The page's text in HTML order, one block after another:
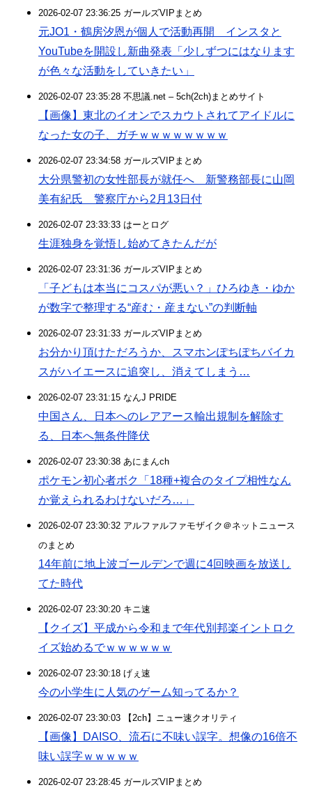
2026-02-07 23:36:25 ガールズVIPまとめ
元JO1・鶴房汐恩が個人で活動再開 インスタと
YouTubeを開設し新曲発表「少しずつにはなります
が色々な活動をしていきたい」
2026-02-07 23:35:28 不思議.net – 5ch(2ch)まとめサイト
【画像】東北のイオンでスカウトされてアイドルに
なった女の子、ガチｗｗｗｗｗｗｗｗ
2026-02-07 23:34:58 ガールズVIPまとめ
大分県警初の女性部長が就任へ 新警務部長に山岡
美有紀氏 警察庁から2月13日付
2026-02-07 23:33:33 はーとログ
生涯独身を覚悟し始めてきたんだが
2026-02-07 23:31:36 ガールズVIPまとめ
「子どもは本当にコスパが悪い？」ひろゆき・ゆか
が数字で整理する“産む・産まない”の判断軸
2026-02-07 23:31:33 ガールズVIPまとめ
お分かり頂けただろうか、スマホンぽちぽちバイカ
スがハイエースに追突し、消えてしまう…
2026-02-07 23:31:15 なんJ PRIDE
中国さん、日本へのレアアース輸出規制を解除す
る、日本へ無条件降伏
2026-02-07 23:30:38 あにまんch
ポケモン初心者ボク「18種+複合のタイプ相性なん
か覚えられるわけないだろ…」
2026-02-07 23:30:32 アルファルファモザイク＠ネットニュース
のまとめ
14年前に地上波ゴールデンで週に4回映画を放送し
てた時代
2026-02-07 23:30:20 キニ速
【クイズ】平成から令和まで年代別邦楽イントロク
イズ始めるでｗｗｗｗｗｗ
2026-02-07 23:30:18 げぇ速
今の小学生に人気のゲーム知ってるか？
2026-02-07 23:30:03 【2ch】ニュー速クオリティ
【画像】DAISO、流石に不味い誤字。想像の16倍不
味い誤字ｗｗｗｗｗ
2026-02-07 23:28:45 ガールズVIPまとめ